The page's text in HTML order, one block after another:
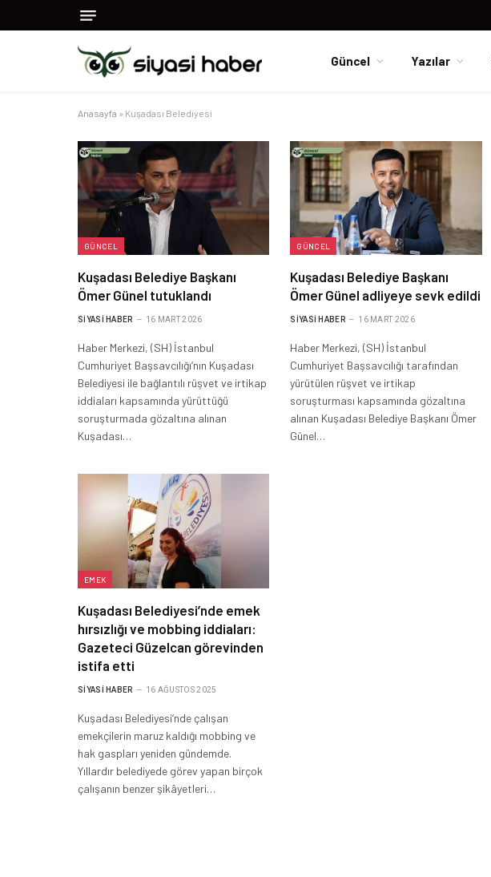
Güncel Yazılar
Anasayfa » Kuşadası Belediyesi
GÜNCEL
Kuşadası Belediye Başkanı
Ömer Günel tutuklandı
SIYASI HABER 16 MART 2026
Haber Merkezi, (SH) İstanbul
Cumhuriyet Başsavcılığı’nın Kuşadası
Belediyesi ile bağlantılı rüşvet ve irtikap
iddiaları kapsamında yürüttüğü
soruşturmada gözaltına alınan
Kuşadası…
GÜNCEL
Kuşadası Belediye Başkanı
Ömer Günel adliyeye sevk edildi
SIYASI HABER 16 MART 2026
Haber Merkezi, (SH) İstanbul
Cumhuriyet Başsavcılığı tarafından
yürütülen rüşvet ve irtikap
soruşturması kapsamında gözaltına
alınan Kuşadası Belediye Başkanı Ömer
Günel…
EMEK
Kuşadası Belediyesi’nde emek
hırsızlığı ve mobbing iddiaları:
Gazeteci Güzelcan görevinden
istifa etti
SIYASI HABER 16 AĞUSTOS 2025
Kuşadası Belediyesi’nde çalışan
emekçilerin maruz kaldığı mobbing ve
hak gaspları yeniden gündemde.
Yıllardır belediyede görev yapan birçok
çalışanın benzer şikâyetleri…